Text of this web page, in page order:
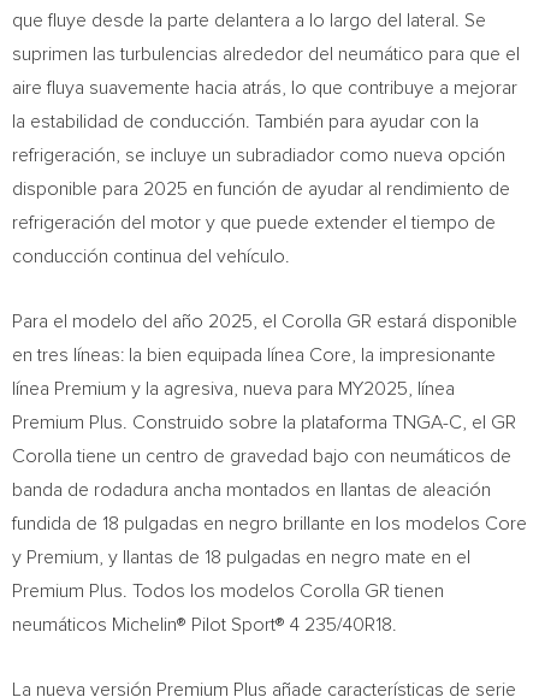
que fluye desde la parte delantera a lo largo del lateral. Se
suprimen las turbulencias alrededor del neumático para que el
aire fluya suavemente hacia atrás, lo que contribuye a mejorar
la estabilidad de conducción. También para ayudar con la
refrigeración, se incluye un subradiador como nueva opción
disponible para 2025 en función de ayudar al rendimiento de
refrigeración del motor y que puede extender el tiempo de
conducción continua del vehículo.
Para el modelo del año 2025, el Corolla GR estará disponible
en tres líneas: la bien equipada línea Core, la impresionante
línea Premium y la agresiva, nueva para MY2025, línea
Premium Plus. Construido sobre la plataforma TNGA-C, el GR
Corolla tiene un centro de gravedad bajo con neumáticos de
banda de rodadura ancha montados en llantas de aleación
fundida de 18 pulgadas en negro brillante en los modelos Core
y Premium, y llantas de 18 pulgadas en negro mate en el
Premium Plus. Todos los modelos Corolla GR tienen
neumáticos Michelin® Pilot Sport® 4 235/40R18.
La nueva versión Premium Plus añade características de serie